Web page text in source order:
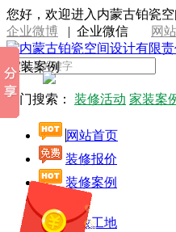
您好，欢迎进入内蒙古铂瓷
企业微博 | 企业微信 网
家装案例
热门搜索： 装修活动 家装案
网站首页
装修报价
装修案例
开放工地